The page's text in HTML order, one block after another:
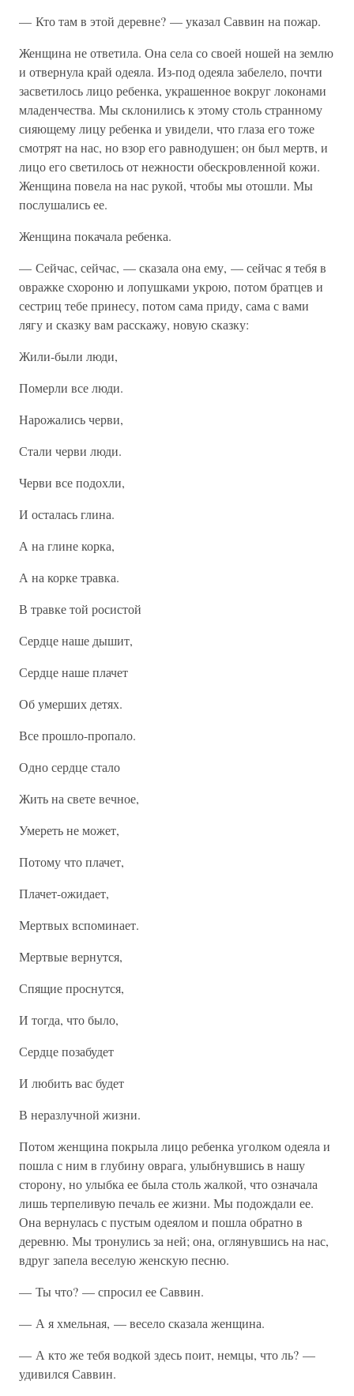
— Кто там в этой деревне? — указал Саввин на пожар.
Женщина не ответила. Она села со своей ношей на землю
и отвернула край одеяла. Из-под одеяла забелело, почти
засветилось лицо ребенка, украшенное вокруг локонами
младенчества. Мы склонились к этому столь странному
сияющему лицу ребенка и увидели, что глаза его тоже
смотрят на нас, но взор его равнодушен; он был мертв, и
лицо его светилось от нежности обескровленной кожи.
Женщина повела на нас рукой, чтобы мы отошли. Мы
послушались ее.
Женщина покачала ребенка.
— Сейчас, сейчас, — сказала она ему, — сейчас я тебя в
овражке схороню и лопушками укрою, потом братцев и
сестриц тебе принесу, потом сама приду, сама с вами
лягу и сказку вам расскажу, новую сказку:
Жили-были люди,
Померли все люди.
Нарожались черви,
Стали черви люди.
Черви все подохли,
И осталась глина.
А на глине корка,
А на корке травка.
В травке той росистой
Сердце наше дышит,
Сердце наше плачет
Об умерших детях.
Все прошло-пропало.
Одно сердце стало
Жить на свете вечное,
Умереть не может,
Потому что плачет,
Плачет-ожидает,
Мертвых вспоминает.
Мертвые вернутся,
Спящие проснутся,
И тогда, что было,
Сердце позабудет
И любить вас будет
В неразлучной жизни.
Потом женщина покрыла лицо ребенка уголком одеяла и
пошла с ним в глубину оврага, улыбнувшись в нашу
сторону, но улыбка ее была столь жалкой, что означала
лишь терпеливую печаль ее жизни. Мы подождали ее.
Она вернулась с пустым одеялом и пошла обратно в
деревню. Мы тронулись за ней; она, оглянувшись на нас,
вдруг запела веселую женскую песню.
— Ты что? — спросил ее Саввин.
— А я хмельная, — весело сказала женщина.
— А кто же тебя водкой здесь поит, немцы, что ль? —
удивился Саввин.